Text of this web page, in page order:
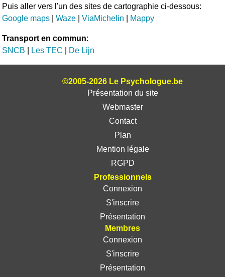
Puis aller vers l'un des sites de cartographie ci-dessous:
Google maps |Waze |ViaMichelin Mappy
Transport en commun:
SNCB
Les TEC De Lijn
©2005-2026 Le Psychologue.be
Présentation du site
Webmaster
Contact
Plan
Mention légale
RGPD
Professionnels
Connexion
S'inscrire
Présentation
Membres
Connexion
S'inscrire
Présentation